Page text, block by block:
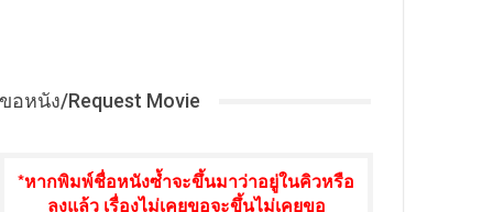
อหนัง/Request Movie